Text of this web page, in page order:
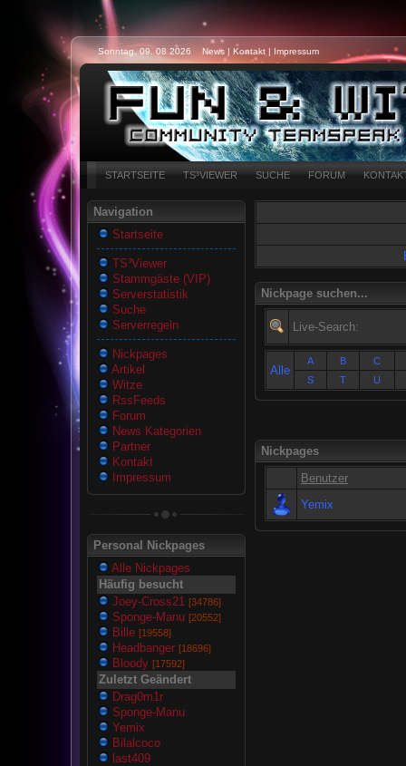
Sonntag, 09. 08 2026 News | Kontakt | Impressum
STARTSEITE TS³VIEWER SUCHE FORUM
Navigation
Startseite
TS³Viewer
Stammgäste (VIP)
Serverstatistik
Suche
Serverregeln
Nickpages
Artikel
Witze
RssFeeds
Forum
News Kategorien
Partner
Kontakt
Impressum
Personal Nickpages
Alle Nickpages
Häufig besucht
Joey-Cross21 [34786]
Sponge-Manu [20552]
Bille [19558]
Headbanger [18696]
Bloody [17592]
Zuletzt Geändert
Drag0m1r
Sponge-Manu
Yemix
Bilalcoco
last409
Nickpage suchen...
Live-Search:
Alle
A B
C
S
T U
Nickpages
Benutzer
Yemix